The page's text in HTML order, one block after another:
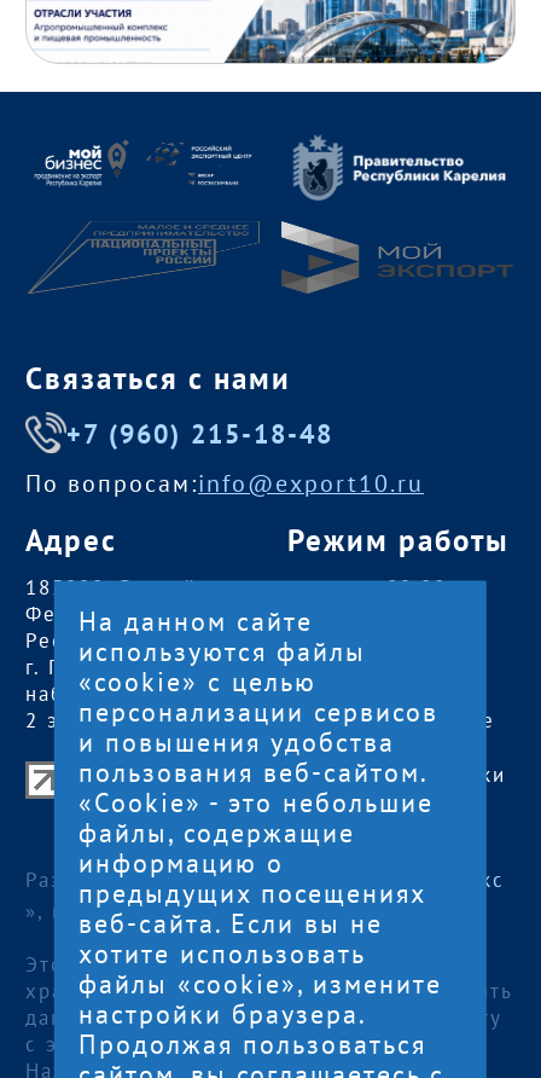
Связаться с нами
+7 (960) 215-18-48
По вопросам:info@export10.ru
Адрес
185000, Российская
Федерация,
Республика Карелия
г. Петрозаводск,
наб. Гюллинга, 11 /
2 этаж, офис 2
Режим работы
пн — чт:09:00 —
18:00
пт:09:00 — 17:00
обед с 13:00 до
14:00
сб, вс— выходные
Центр поддержки экспорта Республики
Карелия
© 2012—2024
Разработка и поддержка сайта — «
Артлекс
», г. Петрозаводск
Этот сайт использует файлы cookies для
хранения данных. Продолжая использовать
данный сайт, Вы даете согласие на работу
с этими файлами.
Нажимая кнопку «Отправить», я даю
На данном сайте
используются файлы
«cookie» с целью
персонализации сервисов
и повышения удобства
пользования веб-сайтом.
«Cookie» - это небольшие
файлы, содержащие
информацию о
предыдущих посещениях
веб-сайта. Если вы не
хотите использовать
файлы «cookie», измените
настройки браузера.
Продолжая пользоваться